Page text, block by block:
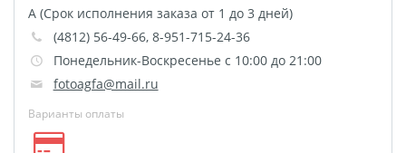
Фотокамни
Фотооткрытка
Грамоты и дипломы
Прикольные принты
Фотокристаллы
УФ печать на чехлах
А (Срок исполнения заказа от 1 до 3 дней)
(4812) 56-49-66, 8-951-715-24-36
Понедельник-Воскресенье с 10:00 до 21:00
fotoagfa@mail.ru
Варианты оплаты